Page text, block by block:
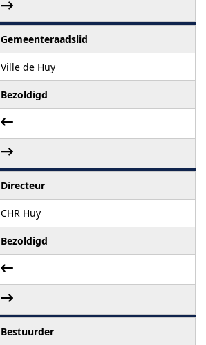
Gemeenteraadslid
Ville de Huy
Bezoldigd
Directeur
CHR Huy
Bezoldigd
Bestuurder